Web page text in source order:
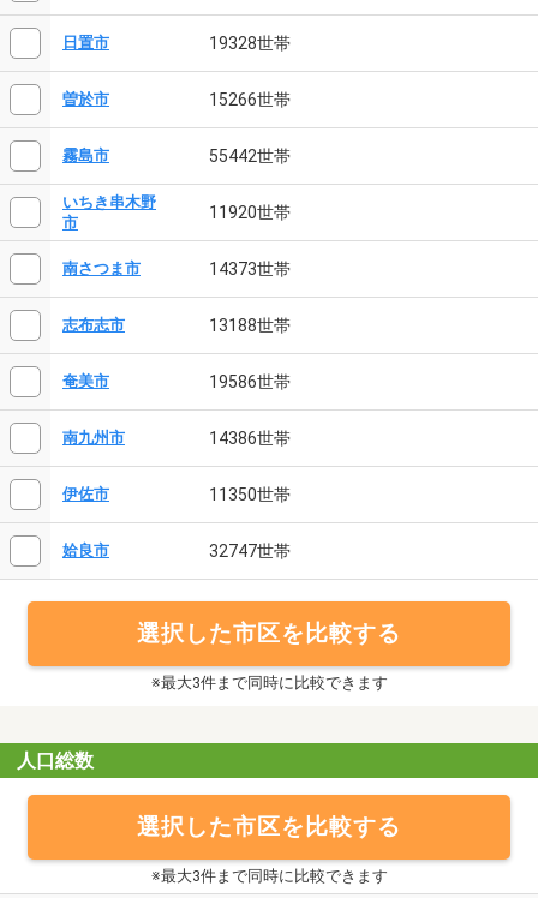
日置市 19328世帯
曽於市 15266世帯
霧島市 55442世帯
いちき串木野
市
11920世帯
南さつま市 14373世帯
志布志市 13188世帯
奄美市 19586世帯
南九州市 14386世帯
伊佐市 11350世帯
姶良市 32747世帯
選択した市区を比較する
※最大3件まで同時に比較できます
人口総数
選択した市区を比較する
※最大3件まで同時に比較できます